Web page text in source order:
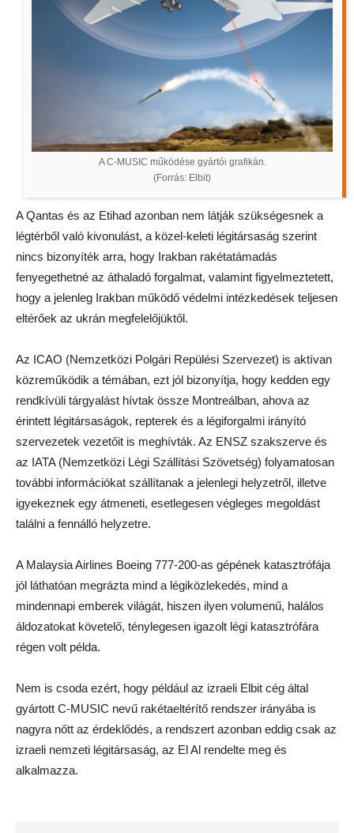
A C-MUSIC működése gyártói grafikán.
(Forrás: Elbit)
A Qantas és az Etihad azonban nem látják szükségesnek a
légtérből való kivonulást, a közel-keleti légitársaság szerint
nincs bizonyíték arra, hogy Irakban rakétatámadás
fenyegethetné az áthaladó forgalmat, valamint figyelmeztetett,
hogy a jelenleg Irakban működő védelmi intézkedések teljesen
eltérőek az ukrán megfelelőjüktől.
Az ICAO (Nemzetközi Polgári Repülési Szervezet) is aktívan
közreműködik a témában, ezt jól bizonyítja, hogy kedden egy
rendkívüli tárgyalást hívtak össze Montreálban, ahova az
érintett légitársaságok, repterek és a légiforgalmi irányító
szervezetek vezetőit is meghívták. Az ENSZ szakszerve és
az IATA (Nemzetközi Légi Szállítási Szövetség) folyamatosan
további információkat szállítanak a jelenlegi helyzetről, illetve
igyekeznek egy átmeneti, esetlegesen végleges megoldást
találni a fennálló helyzetre.
A Malaysia Airlines Boeing 777-200-as gépének katasztrófája
jól láthatóan megrázta mind a légiközlekedés, mind a
mindennapi emberek világát, hiszen ilyen volumenű, halálos
áldozatokat követelő, ténylegesen igazolt légi katasztrófára
régen volt példa.
Nem is csoda ezért, hogy például az izraeli Elbit cég által
gyártott C-MUSIC nevű rakétaeltérítő rendszer irányába is
nagyra nőtt az érdeklődés, a rendszert azonban eddig csak az
izraeli nemzeti légitársaság, az El Al rendelte meg és
alkalmazza.